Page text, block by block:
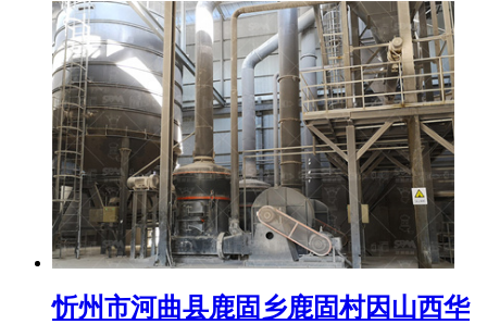
忻州市河曲县鹿固乡鹿固村因山西华